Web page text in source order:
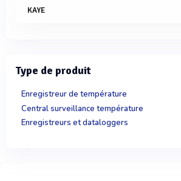
KAYE
Type de produit
Enregistreur de température
Central surveillance température
Enregistreurs et dataloggers